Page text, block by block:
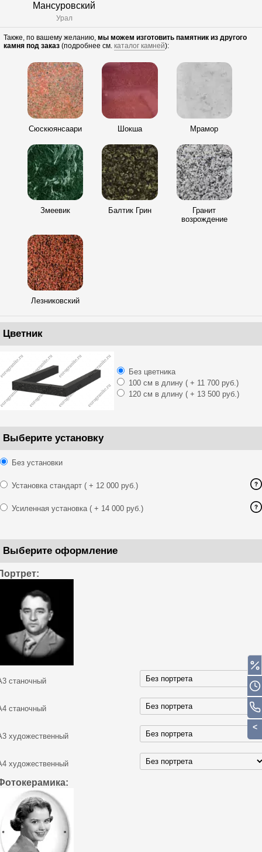
Мансуровский
Урал
Также, по вашему желанию, мы можем изготовить памятник из другого
камня под заказ (подробнее см. каталог камней):
Сюскюянсаари Шокша Мрамор
Змеевик Балтик Грин
Гранит
возрождение
Лезниковский
Цветник
Без цветника
100 см в длину ( + 11 700 руб.)
120 см в длину ( + 13 500 руб.)
Выберите установку
Без установки
Установка стандарт ( + 12 000 руб.)
Усиленная установка ( + 14 000 руб.)
Выберите оформление
станочный
станочный
художественный
художественный